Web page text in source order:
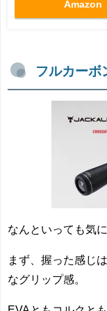
Amazon
フルカーボ
なんといっても気
まず、握った感じは
なグリップ感。